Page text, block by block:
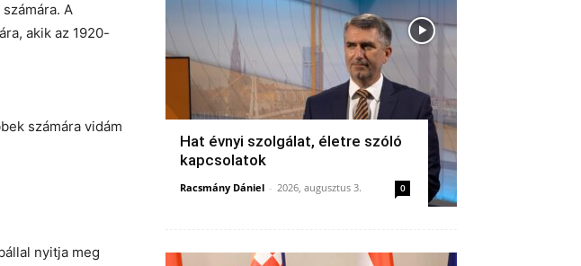
A
akik az 1920-
számára vidám
nyitja meg
Hat évnyi szolgálat, életre szóló
kapcsolatok
Racsmány Dániel - 2026, augusztus 3. 0